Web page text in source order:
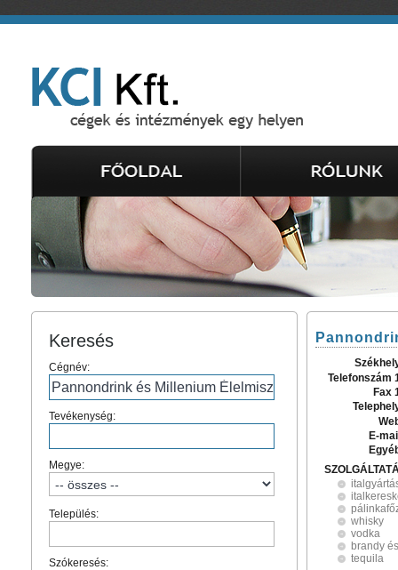
Keresés
Cégnév:
Tevékenység:
Megye:
Település:
Szókeresés:
Telefonszám
Fax
E-
whisky
vodka
brandy
tequila